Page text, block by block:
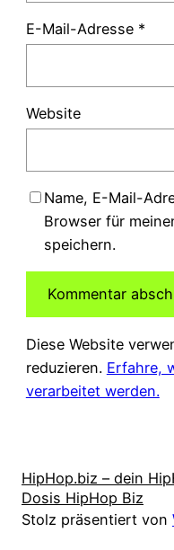
E-Mail-Adresse *
Website
Name, E-Mail-
Browser für
speichern.
Diese Website
reduzieren. Erfahre,
verarbeitet werden.
HipHop.biz – dein
Dosis HipHop Biz
Stolz präsentiert von